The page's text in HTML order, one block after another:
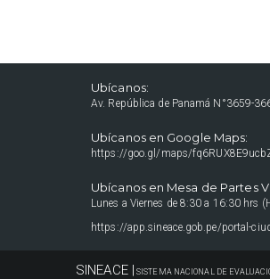
Ubícanos:
Av. República de Panamá N°3659-
Ubícanos en Google Maps:
https://goo.gl/maps/
Ubícanos en Mesa de Partes
Lunes a Viernes de 8:30 a 16:30 hrs
https://app.sineace.gob.pe/portal-
SINEACE | SISTEMA NACIONAL DE